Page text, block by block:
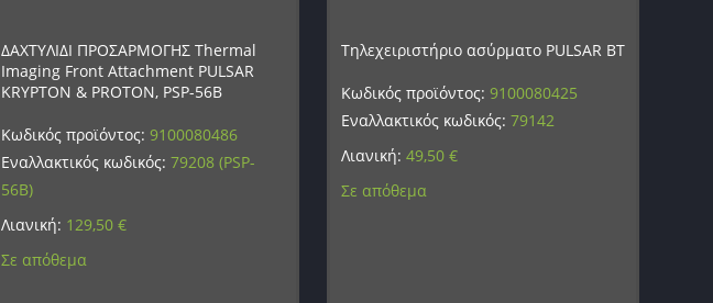
ΔΑΧΤΥΛΙΔΙ ΠΡΟΣΑΡΜΟΓΗΣ Thermal
Imaging Front Attachment PULSAR
KRYPTON & PROTON, PSP-56B
Κωδικός προϊόντος:9100080486
Εναλλακτικός κωδικός:79208 (PSP-
56B)
Λιανική: 129,50€
Σε απόθεμα
Τηλεχειριστήριο ασύρματο PULSAR BT
Κωδικός προϊόντος: 9100080425
Εναλλακτικός κωδικός: 79142
Λιανική: 49,50 €
Σε απόθεμα